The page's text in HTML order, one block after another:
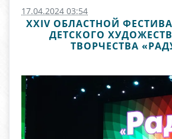
17.04.2024 03:54
XXIV ОБЛАСТНОЙ
ДЕТСКОГО
ТВОРЧЕСТВА